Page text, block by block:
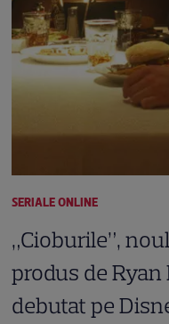
SERIALE ONLINE
„Cioburile”,
produs de Ryan
debutat pe